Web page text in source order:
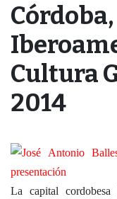
Cultura
2014
La capital